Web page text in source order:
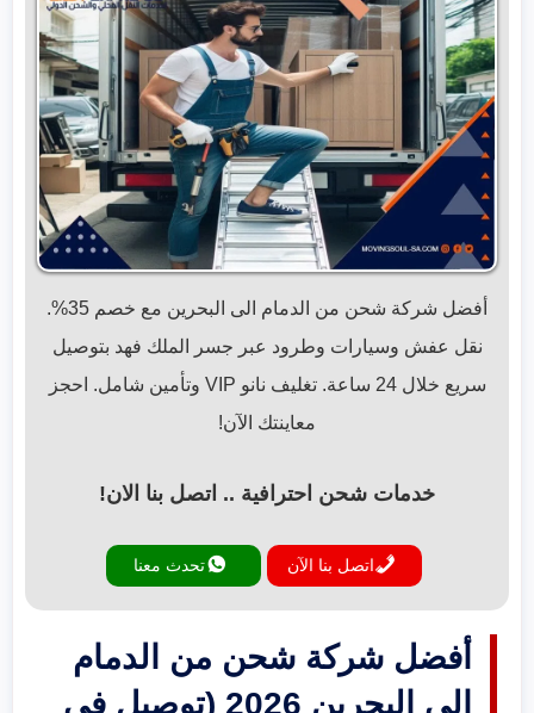
أفضل شركة شحن من الدمام الى البحرين مع خصم 35%.
نقل عفش وسيارات وطرود عبر جسر الملك فهد بتوصيل
سريع خلال 24 ساعة. تغليف نانو VIP وتأمين شامل. احجز
معاينتك الآن!
خدمات شحن احترافية .. اتصل بنا الان!
اتصل بنا الآن تحدث معنا
أفضل شركة شحن من الدمام
الى البحرين 2026 (توصيل في